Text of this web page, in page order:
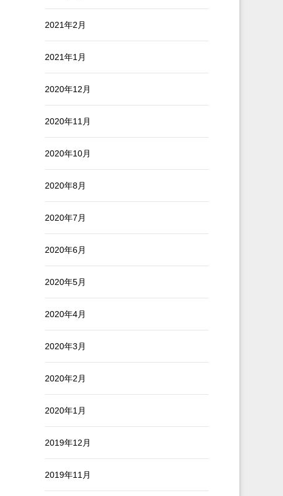
2021年2月
2021年1月
2020年12月
2020年11月
2020年10月
2020年8月
2020年7月
2020年6月
2020年5月
2020年4月
2020年3月
2020年2月
2020年1月
2019年12月
2019年11月